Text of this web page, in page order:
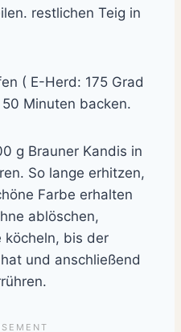
restlichen Teig in
( E-Herd: 175 Grad
Minuten backen.
g Brauner Kandis in
So lange erhitzen,
Farbe erhalten
ablöschen,
köcheln, bis der
und anschließend